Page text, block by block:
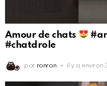
Amour de chats
#chatdrole
par ronron il y a environ